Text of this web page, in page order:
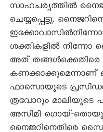
സാഹചര്യത്തിൽ
ചെയ്യപ്പെട്ടു.
ഇക്കോവാസിൽനിന്നോ
ശക്തികളിൽ നിന്നോ
അത് തങ്ങൾക്കെതിരെ
കണക്കാക്കുമെന്നാണ്
ഫാസൊയുടെ
ത്രവോറും മാലിയുടെ
അസിമി ഗൊയ്-തൊയും
നെെജറിനെതിരെ